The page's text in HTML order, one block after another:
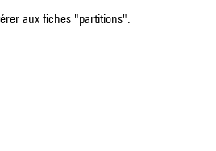
aux fiches "partitions".